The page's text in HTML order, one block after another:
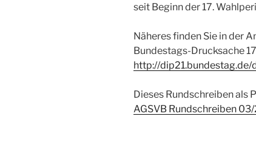
seit Beginn der 17.
Näheres finden Sie in der
Bundestags-Drucksache
http://
Dieses Rundschreiben als
AGSVB Rundschreiben 03/